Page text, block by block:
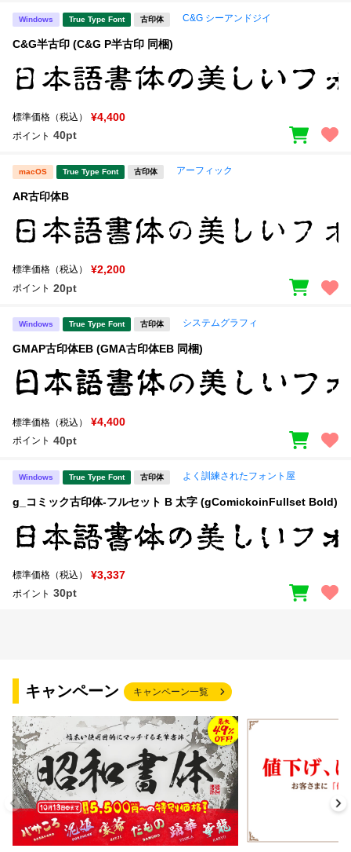
Windows True Type Font 古印体 C&G シーアンドジイ
C&G半古印 (C&G P半古印 同梱)
標準価格（税込） ¥4,400
ポイント 40pt
macOS True Type Font 古印体 アーフィック
AR古印体B
標準価格（税込） ¥2,200
ポイント 20pt
Windows True Type Font 古印体 システムグラフィ
GMAP古印体EB (GMA古印体EB 同梱)
標準価格（税込） ¥4,400
ポイント 40pt
Windows True Type Font 古印体 よく訓練されたフォント屋
g_コミック古印体-フルセット B 太字 (gComickoinFullset Bold)
標準価格（税込） ¥3,337
ポイント 30pt
キャンペーン キャンペーン一覧